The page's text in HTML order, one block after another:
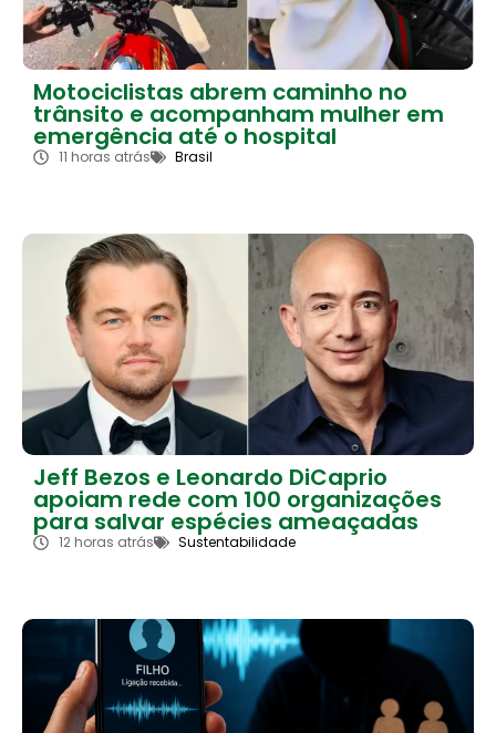
Motociclistas abrem caminho no
trânsito e acompanham mulher em
emergência até o hospital
11 horas atrás Brasil
Jeff Bezos e Leonardo DiCaprio
apoiam rede com 100 organizações
para salvar espécies ameaçadas
12 horas atrás Sustentabilidade